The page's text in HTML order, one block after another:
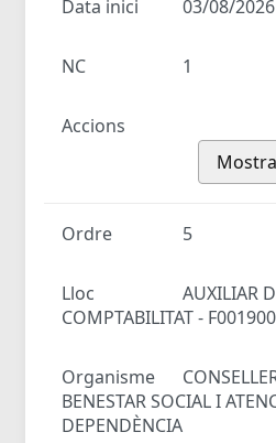
Data inici 03/08/2026
NC 1
Accions
Mostra
Ordre 5
Lloc
AUXILIAR
COMPTABILITAT -
Organisme
BENESTAR SOCIAL I
DEPENDÈNCIA